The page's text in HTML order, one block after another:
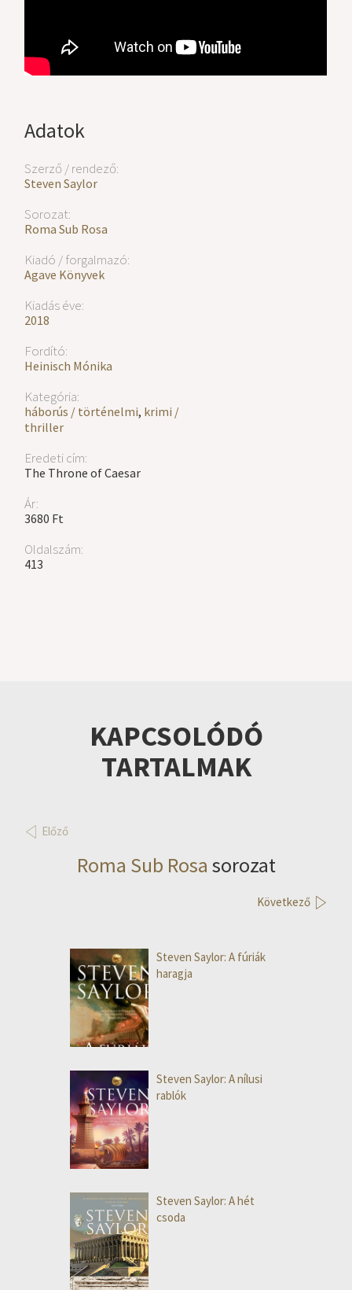
Adatok
Szerző / rendező:
Steven Saylor
Sorozat:
Roma Sub Rosa
Kiadó / forgalmazó:
Agave Könyvek
Kiadás éve:
2018
Fordító:
Heinisch Mónika
Kategória:
háborús / történelmi, krimi /
thriller
Eredeti cím:
The Throne of Caesar
Ár:
3680 Ft
Oldalszám:
413
KAPCSOLÓDÓ
TARTALMAK
Előző
Roma Sub Rosa sorozat
Következő
Steven Saylor: A fúriák
haragja
Steven Saylor: A nílusi
rablók
Steven Saylor: A hét
csoda